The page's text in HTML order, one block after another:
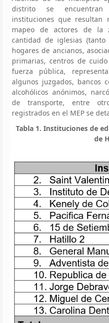
distrito se encuentran
instituciones que resultan
mapeo de actores de la
cantidad de iglesias (tanto
hogares de ancianos,
primarias, centros de
fuerza pública,
algunos juzgados, bancos
alcohólicos anónimos,
de transporte, entre
registrados en el MEP se
Tabla 1. Instituciones de
de